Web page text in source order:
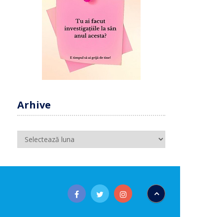
Arhive
Arhive